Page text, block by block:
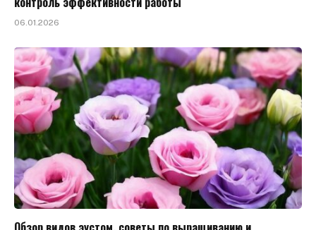
06.01.2026